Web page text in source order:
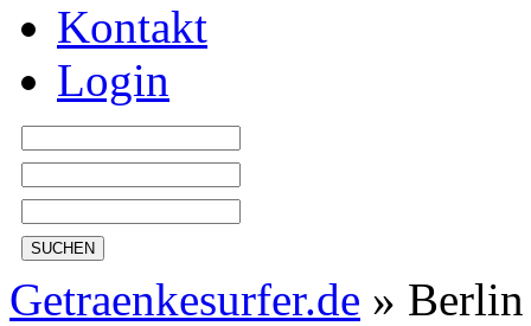
Kontakt
Login
SUCHEN
Getraenkesurfer.de »